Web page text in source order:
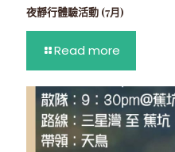
夜靜行體驗活動 (7月)
Read more